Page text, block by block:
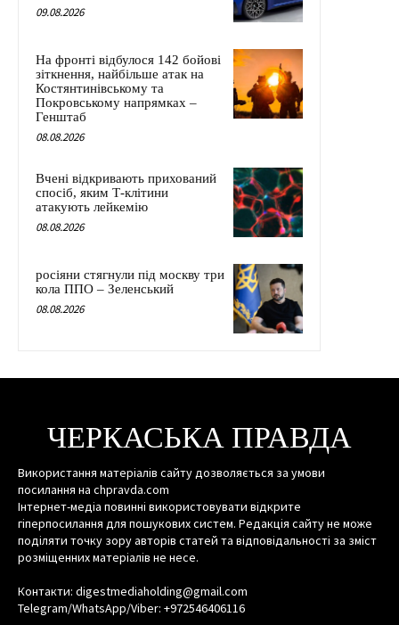
09.08.2026
На фронті відбулося 142 бойові
зіткнення, найбільше атак на
Костянтинівському та
Покровському напрямках –
Генштаб
08.08.2026
Вчені відкривають прихований
спосіб, яким Т-клітини
атакують лейкемію
08.08.2026
росіяни стягнули під москву три
кола ППО – Зеленський
08.08.2026
ЧЕРКАСЬКА ПРАВДА
Використання матеріалів сайту дозволяється за умови
посилання на chpravda.com
Інтернет-медіа повинні використовувати відкрите
гіперпосилання для пошукових систем. Редакція сайту не може
поділяти точку зору авторів статей та відповідальності за зміст
розміщенних матеріалів не несе.
Контакти: digestmediaholding@gmail.com
Telegram/WhatsApp/Viber: +972546406116